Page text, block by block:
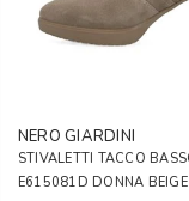
NERO GIARDINI
STIVALETTI TACCO
E615081D DONNA BEIGE